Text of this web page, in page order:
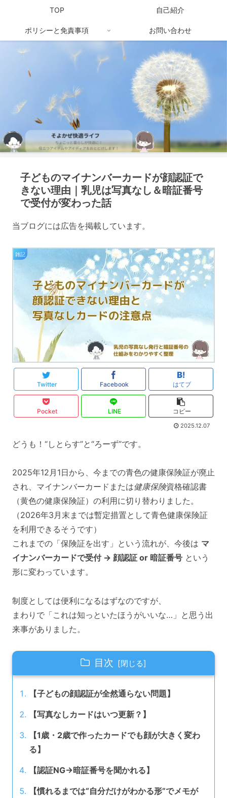
TOP 自己紹介
ポリシーと免責事項 お問い合わせ
子どものマイナンバーカードが顔認証で
きない理由｜乳児は写真なし＆暗証番号
で受付が変わった話
当ブログには広告を掲載しています。
雑記
Twitter Facebook はてブ
Pocket LINE コピー
2025.12.07
どうも！“しとらす”と“ろーず”です。
2025年12月1日から、今までの青色の健康保険証が廃止
され、マイナンバーカードまたは健康保険資格確認書
（黄色の健康保険証）の利用に切り替わりました。
（2026年3月末までは暫定措置として青色健康保険証
を利用できるそうです）
これまでの「保険証を出す」という流れが、今後は マ
イナンバーカードで受付 → 顔認証 or 暗証番号 という
形に変わっています。
制度としては便利になるはずなのですが、
まわりで「これは知っといたほうがいいな…」と思う出
来事がありました。
目次
【子どもの顔認証が全然通らない問題】
【写真なしカードはいつ更新？】
【1歳・2歳で作ったカードでも顔が大きく変わ
る】
【認証NG→暗証番号を聞かれる】
【慣れるまでは“自分だけがわかる形”でメモが